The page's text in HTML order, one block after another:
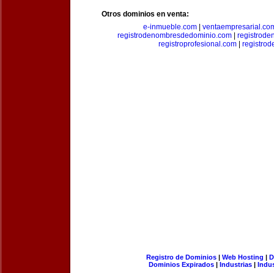
Otros dominios en venta:
e-inmueble.com
registrodenombresdedominio.com|
registroprofesional.com|
Registro de Dominios| Web Hosting |
Dominios Expirados | Industrias |